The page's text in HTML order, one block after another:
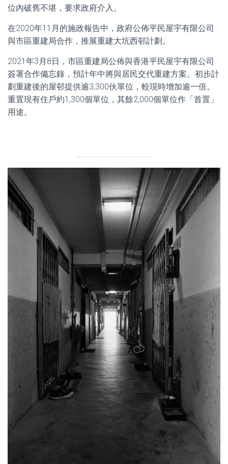
位內破舊不堪，要求政府介入。
在2020年11月的施政報告中，政府公佈平民屋宇有限公司
與市區重建局合作，推展重建大坑西邨計劃。
2021年3月8日，市區重建局公佈與香港平民屋宇有限公司
簽署合作備忘錄，預計年中將與居民交代重建方案。初步計
劃重建後的屋邨提供逾3,300伙單位，較現時增加逾一倍。
重置現有住戶約1,300個單位，其餘2,000個單位作「首置」
用途。